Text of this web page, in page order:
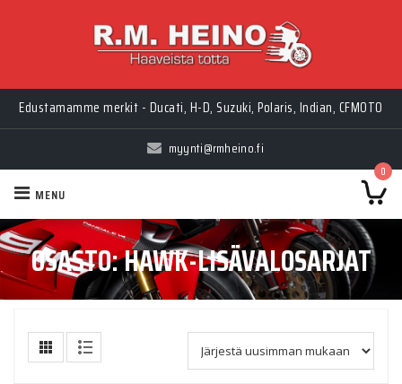
Edustamamme merkit - Ducati, H-D, Suzuki, Polaris, Indian, CFMOTO
myynti@rmheino.fi
0
MENU
OSASTO:HAWK-LISÄVALOSARJAT